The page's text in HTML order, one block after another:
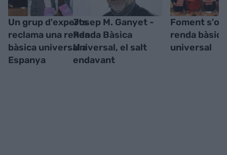
Un grup d'experts
reclama una renda
bàsica universal a
Espanya
Josep M. Ganyet -
Renda Bàsica
Universal, el salt
endavant
Foment
renda bàsica
universal